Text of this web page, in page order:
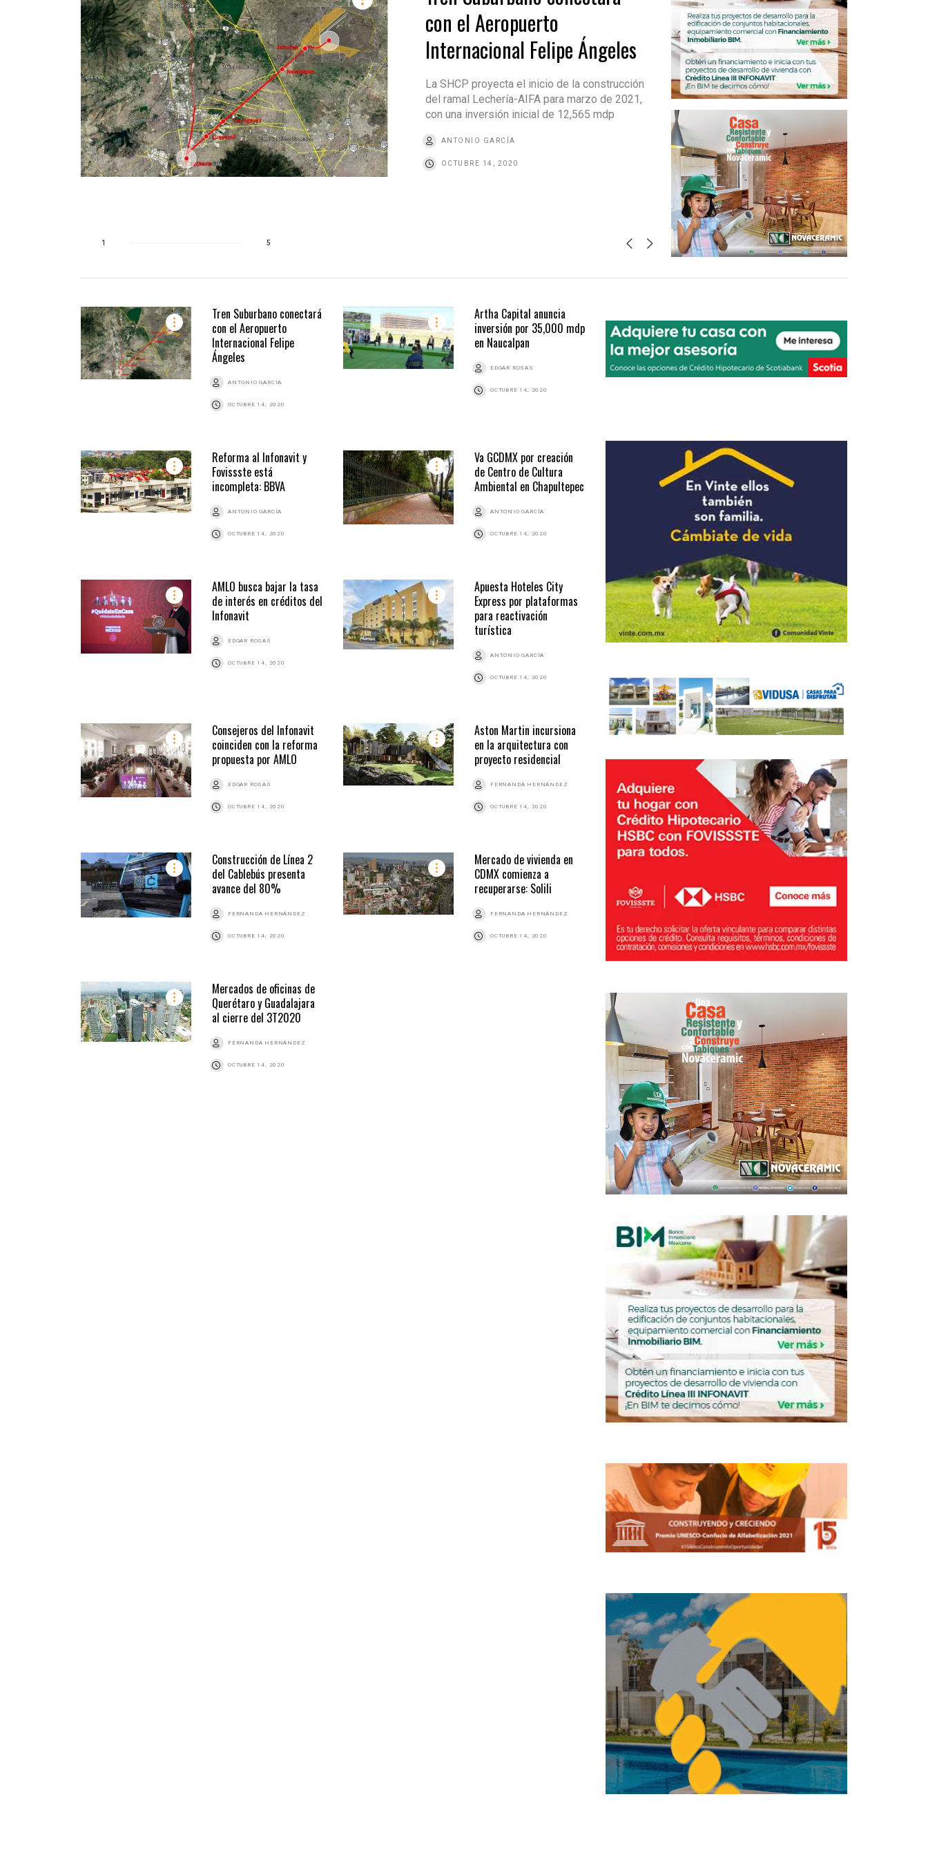
con el Aeropuerto
Internacional Felipe Ángeles
La SHCP proyecta el inicio de la construcción
del ramal Lechería-AIFA para marzo de 2021,
con una inversión inicial de 12,565 mdp
ANTONIO GARCÍA
OCTUBRE 14, 2020
1 5
Tren Suburbano conectará
con el Aeropuerto
Internacional Felipe
Ángeles
ANTONIO GARCÍA
OCTUBRE 14, 2020
Artha Capital anuncia
inversión por 35,000 mdp
en Naucalpan
EDGAR ROSAS
OCTUBRE 14, 2020
Reforma al Infonavit y
Fovissste está
incompleta: BBVA
ANTONIO GARCÍA
OCTUBRE 14, 2020
Va GCDMX por creación
de Centro de Cultura
Ambiental en Chapultepec
ANTONIO GARCÍA
OCTUBRE 14, 2020
AMLO busca bajar la tasa
de interés en créditos del
Infonavit
EDGAR ROSAS
OCTUBRE 14, 2020
Apuesta Hoteles City
Express por plataformas
para reactivación
turística
ANTONIO GARCÍA
OCTUBRE 14, 2020
Consejeros del Infonavit
coinciden con la reforma
propuesta por AMLO
EDGAR ROSAS
OCTUBRE 14, 2020
Aston Martin incursiona
en la arquitectura con
proyecto residencial
FERNANDA HERNÁNDEZ
OCTUBRE 14, 2020
Construcción de Línea 2
del Cablebús presenta
avance del 80%
FERNANDA HERNÁNDEZ
OCTUBRE 14, 2020
Mercado de vivienda en
CDMX comienza a
recuperarse: Solili
FERNANDA HERNÁNDEZ
OCTUBRE 14, 2020
Mercados de oficinas de
Querétaro y Guadalajara
al cierre del 3T2020
FERNANDA HERNÁNDEZ
OCTUBRE 14, 2020